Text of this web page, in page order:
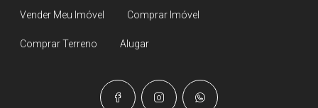
Vender Meu Imóvel Comprar Imóvel
Comprar Terreno Alugar